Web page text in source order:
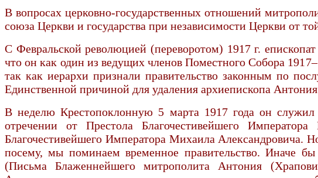
В вопросах церковно-государственных отношений
союза Церкви и государства при независимости Церкви от
С Февральской революцией (переворотом) 1917 г.
что он как один из ведущих чле­нов Поместного Собора
так как иерархи признали правительство законным по
Единственной причиной для удаления архиепископа
В неделю Крестопоклонную 5 марта 1917 года он
отречении от Престола Благочестивейшего
Благочестивейшего Императора Михаила Александровича.
посему, мы поминаем временное правительство. Иначе
(Письма Блаженнейшего митрополита Антония